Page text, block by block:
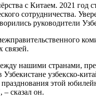
с Китаем. 2021 год
сотрудничества.
руководители
связей.
нашими странами,
Узбекистане узбекско-
этой
сказал он.